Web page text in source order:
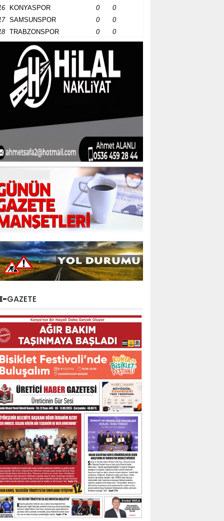
KONYASPOR 0
0
SAMSUNSPOR 0
0
TRABZONSPOR 0 0
GAZETE